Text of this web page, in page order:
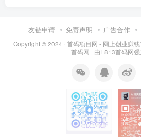
友链申请 免责声明 广告合作
Copyright © 2024 · 首码项目网 - 网上创业赚
首码网 · 由E813首码网强